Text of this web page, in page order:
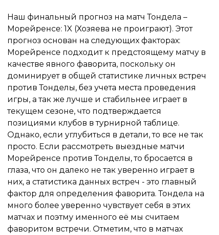
Наш финальный прогноз на матч Тондела –
Морейренсе: 1X (Хозяева не проиграют). Этот
прогноз основан на следующих факторах:
Морейренсе подходит к предстоящему матчу в
качестве явного фаворита, поскольку он
доминирует в общей статистике личных встреч
против Тонделы, без учета места проведения
игры, а так же лучше и стабильнее играет в
текущем сезоне, что подтверждается
позициями клубов в турнирной таблице.
Однако, если углубиться в детали, то все не так
просто. Если рассмотреть выездные матчи
Морейренсе против Тонделы, то бросается в
глаза, что он далеко не так уверенно играет в
них, а статистика данных встреч - это главный
фактор для определения фаворита. Тондела на
много более уверенно чувствует себя в этих
матчах и поэтму именного её мы считаем
фаворитом встречи. Отметим, что в матчах